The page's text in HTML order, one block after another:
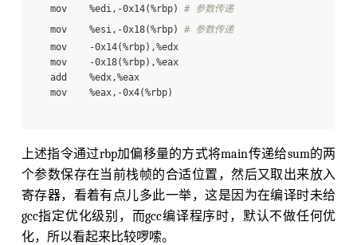
mov    %edi,-0x14(%rbp) # 参数传递
mov    %esi,-0x18(%rbp) # 参数传递
mov    -0x14(%rbp),%edx
mov    -0x18(%rbp),%eax
add    %edx,%eax
上述指令通过rbp加偏移量的方式将main传递给sum的两
个参数保存在当前栈帧的合适位置，然后又取出来放入
寄存器，看着有点儿多此一举，这是因为在编译时未给
gcc指定优化级别，而gcc编译程序时，默认不做任何优
化，所以看起来比较啰嗦。